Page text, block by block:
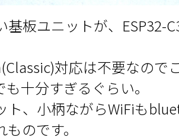
基板ユニットが、ESP32-
対応は不要なので
も十分すぎるぐらい。
ト、小柄ながらWiFiも
のです。